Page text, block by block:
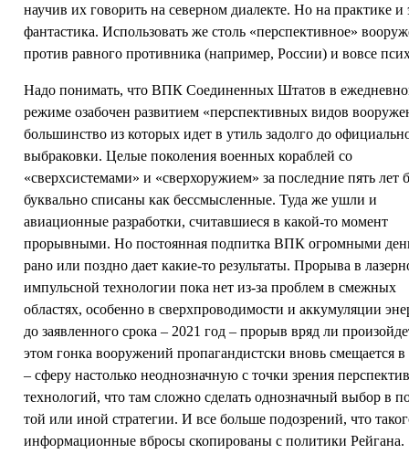
научив их говорить на северном диалекте. Но на практике и
фантастика. Использовать же столь «перспективное»
против равного противника (например, России) и вовсе
Надо понимать, что ВПК Соединенных Штатов в
режиме озабочен развитием «перспективных видов
большинство из которых идет в утиль задолго до
выбраковки. Целые поколения военных кораблей со
«сверхсистемами» и «сверхоружием» за последние пять лет
буквально списаны как бессмысленные. Туда же ушли и
авиационные разработки, считавшиеся в какой-то момент
прорывными. Но постоянная подпитка ВПК огромными
рано или поздно дает какие-то результаты. Прорыва в
импульсной технологии пока нет из-за проблем в смежных
областях, особенно в сверхпроводимости и аккумуляции
до заявленного срока – 2021 год – прорыв вряд ли
этом гонка вооружений пропагандистски вновь смещается в
– сферу настолько неоднозначную с точки зрения
технологий, что там сложно сделать однозначный выбор в
той или иной стратегии. И все больше подозрений, что
информационные вбросы скопированы с политики Рейгана.